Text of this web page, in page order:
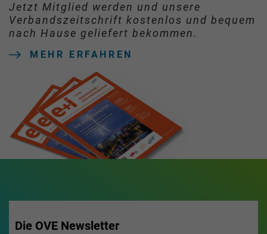
Jetzt Mitglied werden und unsere
Verbandszeitschrift kostenlos und bequem
nach Hause geliefert bekommen.
MEHR ERFAHREN
Die OVE Newsletter